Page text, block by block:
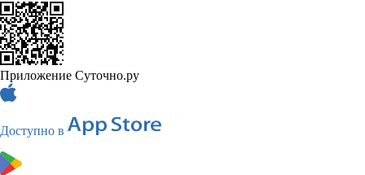
Приложение Суточно.ру
Доступно в